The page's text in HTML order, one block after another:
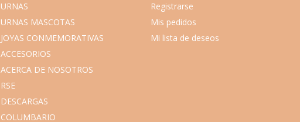
URNAS
URNAS MASCOTAS
JOYAS CONMEMORATIVAS
ACCESORIOS
ACERCA DE NOSOTROS
RSE
DESCARGAS
COLUMBARIO
Registrarse
Mis pedidos
Mi lista de deseos